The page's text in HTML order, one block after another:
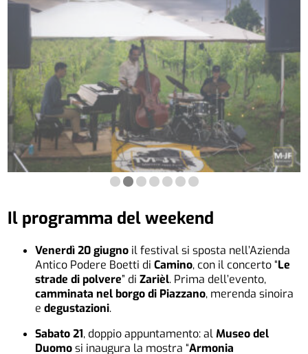
Il programma del weekend
Venerdì 20 giugno il festival si sposta nell’Azienda
Antico Podere Boetti diCamino, con il concerto “Le
strade di polvere” diZarièl. Prima dell’evento,
camminata nel borgo di Piazzano, merenda sinoira
edegustazioni.
Sabato 21, doppio appuntamento: alMuseo del
Duomosi inaugura la mostra “Armonia